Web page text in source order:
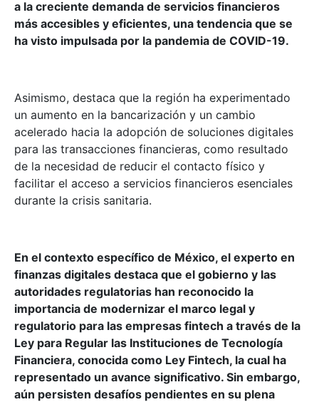
a la creciente demanda de servicios financieros
más accesibles y eficientes, una tendencia que se
ha visto impulsada por la pandemia de COVID-19.
Asimismo, destaca que la región ha experimentado
un aumento en la bancarización y un cambio
acelerado hacia la adopción de soluciones digitales
para las transacciones financieras, como resultado
de la necesidad de reducir el contacto físico y
facilitar el acceso a servicios financieros esenciales
durante la crisis sanitaria.
En el contexto específico de México, el experto en
finanzas digitales destaca que el gobierno y las
autoridades regulatorias han reconocido la
importancia de modernizar el marco legal y
regulatorio para las empresas fintech a través de la
Ley para Regular las Instituciones de Tecnología
Financiera, conocida como Ley Fintech, la cual ha
representado un avance significativo. Sin embargo,
aún persisten desafíos pendientes en su plena